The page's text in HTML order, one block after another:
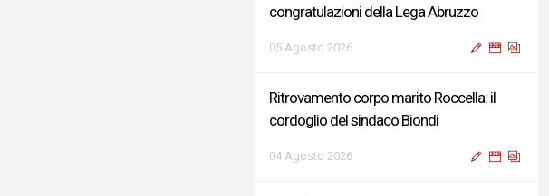
congratulazioni della Lega Abruzzo
05 Agosto 2026
Ritrovamento corpo marito Roccella: il
cordoglio del sindaco Biondi
04 Agosto 2026